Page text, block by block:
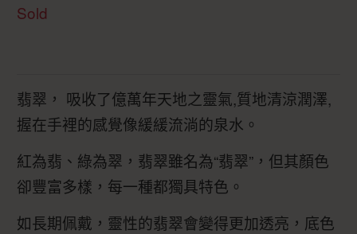
Sold
翡翠， 吸收了億萬年天地之靈氣,質地清涼潤澤,
握在手裡的感覺像緩緩流淌的泉水。
紅為翡、綠為翠，翡翠雖名為“翡翠”，但其顏色
卻豐富多樣，每一種都獨具特色。
如長期佩戴，靈性的翡翠會變得更加透亮，底色